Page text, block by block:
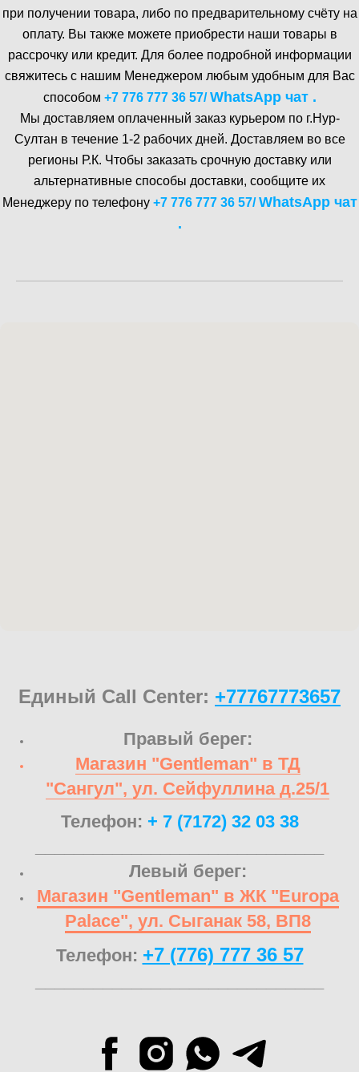
при получении товара, либо по предварительному счёту на
оплату. Вы также можете приобрести наши товары в
рассрочку или кредит. Для более подробной информации
свяжитесь с нашим Менеджером любым удобным для Вас
способом +7 776 777 36 57/WhatsA pp чат .
Мы доставляем оплаченный заказ курьером по г.Нур-
Cултан в течение 1-2 рабочих дней. Доставляем во все
регионы Р.К. Чтобы заказать срочную доставку или
альтернативные способы доставки, сообщите их
Менеджеру по телефону +7 776 777 36 57/WhatsA pp чат
.
Единый Call Center: +77767773657
Правый берег:
Магазин "Gentleman" в ТД
"Сангул", ул. Сейфуллина д.25/1
Телефон: + 7 (7172) 32 03 38
Левый берег:
Магазин "Gentleman" в ЖК "Europa
Palace", ул. Сыганак 58, ВП8
Телефон: +7 (776) 777 36 57